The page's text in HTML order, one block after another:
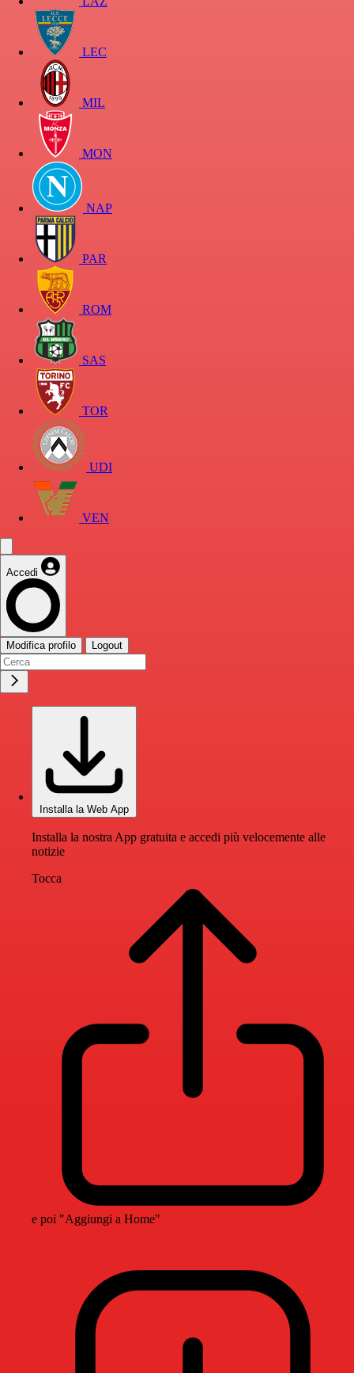
LEC
MIL
MON
NAP
PAR
ROM
SAS
TOR
UDI
VEN
Accedi
Modifica profilo Logout
Installa la Web App
Installa la nostra App gratuita e accedi più velocemente alle
notizie
Tocca
e poi "Aggiungi a Home"